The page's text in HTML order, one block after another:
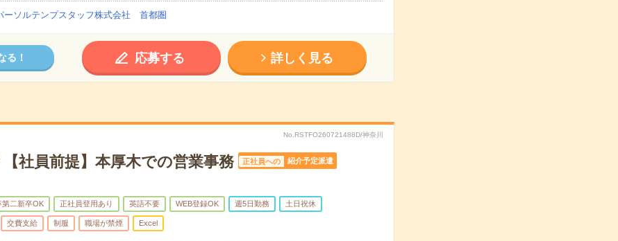
ーソルテンプスタッフ株式会社 首都圏
る！ 応募する 詳しく見る
No.RSTFO260721488D/神奈川
社員前提】本厚木での営業事務 正社員への 紹介予定派遣
第二新卒OK 正社員登用あり 英語不要 WEB登録OK 週5日勤務 土日祝休
交費支給 制服 職場が禁煙 Excel